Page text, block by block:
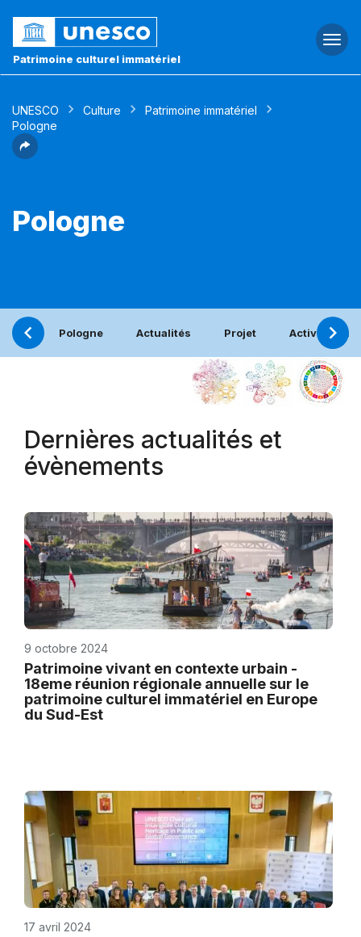
Patrimoine culturel immatériel
UNESCO Culture
Patrimoine immatériel
Pologne
Pologne
Pologne Actualités Projet Activités
Dernières actualités et
évènements
9 octobre 2024
Patrimoine vivant en contexte urbain -
18eme réunion régionale annuelle sur le
patrimoine culturel immatériel en Europe
du Sud-Est
17 avril 2024